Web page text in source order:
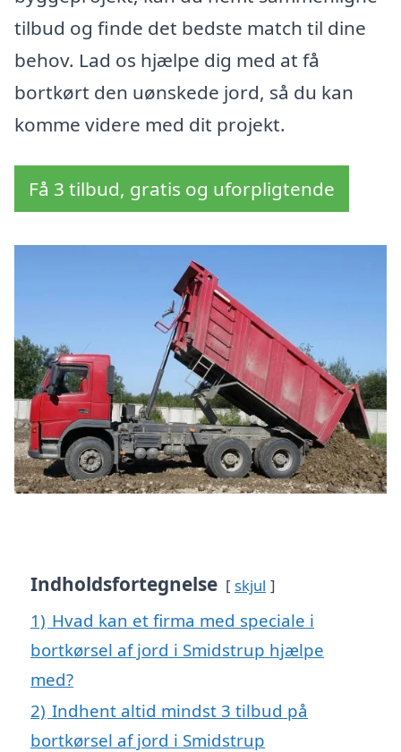
tilbud og finde det bedste match til dine
behov. Lad os hjælpe dig med at få
bortkørt den uønskede jord, så du kan
komme videre med dit projekt.
Få 3 tilbud, gratis og uforpligtende
Indholdsfortegnelse skjul
1) Hvad kan et firma med speciale i
bortkørsel af jord i Smidstrup hjælpe
med?
2) Indhent altid mindst 3 tilbud på
bortkørsel af jord i Smidstrup